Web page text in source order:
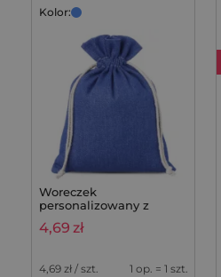
Kolor:
Woreczek
personalizowany z
stylowe i wytrzymałe
4,69 zł
4,69 zł / szt. 1 op. = 1 szt.